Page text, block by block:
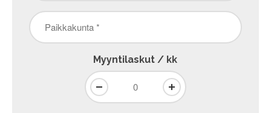
Paikkakunta
*
Myyntilaskut / kk